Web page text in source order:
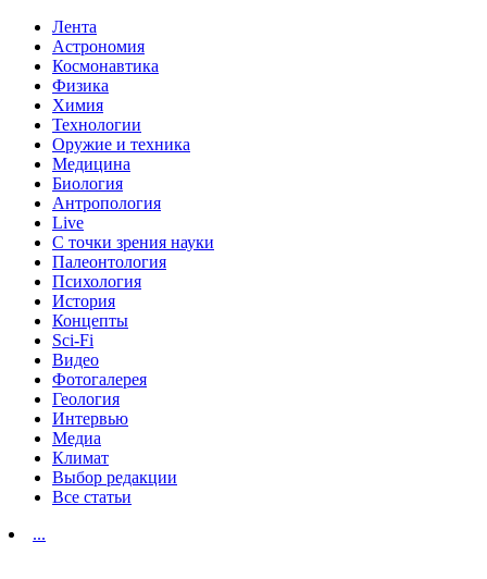
Лента
Астрономия
Космонавтика
Физика
Химия
Технологии
Оружие и техника
Медицина
Биология
Антропология
Live
С точки зрения науки
Палеонтология
Психология
История
Концепты
Sci-Fi
Видео
Фотогалерея
Геология
Интервью
Медиа
Климат
Выбор редакции
Все статьи
...